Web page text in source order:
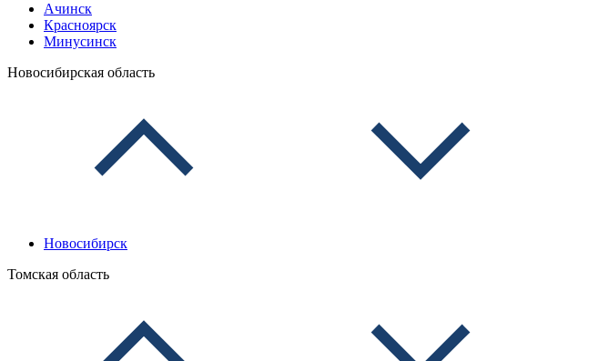
Ачинск
Красноярск
Минусинск
Новосибирская область
Новосибирск
Томская область